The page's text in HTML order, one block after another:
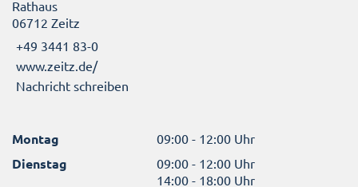
Rathaus
06712 Zeitz
+49 3441 83-0
www.zeitz.de/
Nachricht schreiben
Montag 09:00 - 12:00 Uhr
Dienstag
09:00 - 12:00 Uhr
14:00 - 18:00 Uhr